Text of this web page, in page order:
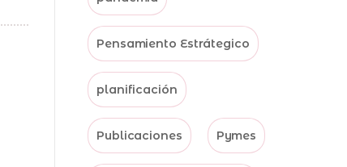
Pensamiento Estrátegico
planificación
Publicaciones Pymes